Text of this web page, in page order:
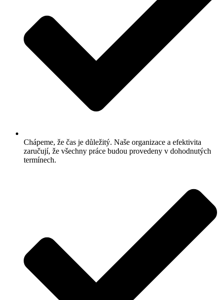
Chápeme, že čas je důležitý. Naše organizace a efektivita
zaručují, že všechny práce budou provedeny v dohodnutých
termínech.